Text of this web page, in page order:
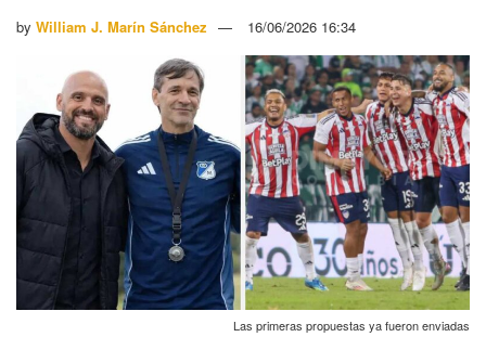
by William J. Marín Sánchez 16/06/2026 16:34
Las primeras propuestas ya fueron enviadas